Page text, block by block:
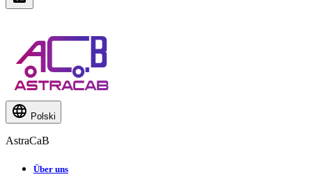
Polski
AstraCaB
Über uns